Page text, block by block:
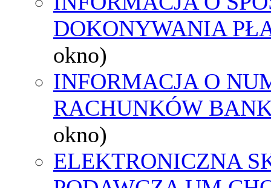
DOKONYWANIA
okno)
INFORMACJA O
RACHUNKÓW
okno)
ELEKTRONICZNA